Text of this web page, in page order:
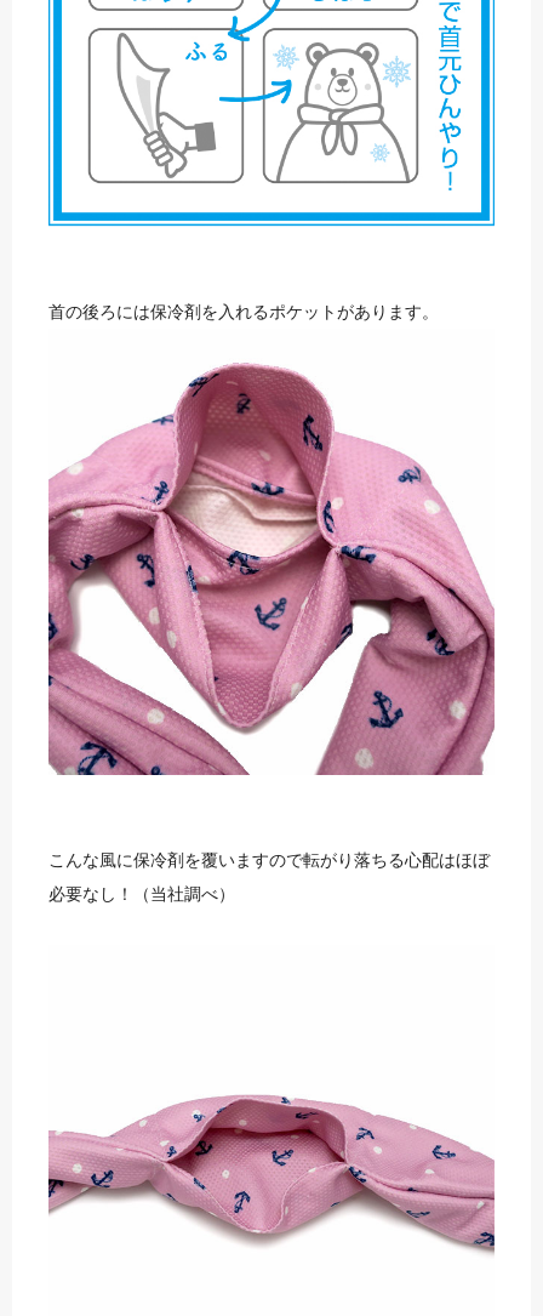
首の後ろには保冷剤を入れるポケットがあります。
こんな風に保冷剤を覆いますので転がり落ちる心配はほぼ
必要なし！（当社調べ）